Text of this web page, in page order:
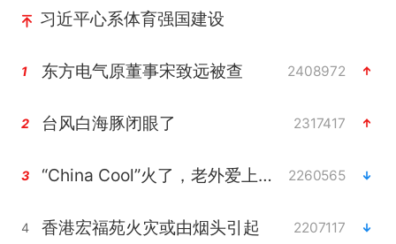
习近平心系体育强国建设
1 东方电气原董事宋致远被查 2408972
2 台风白海豚闭眼了 2317417
3 “China Cool”火了，老外爱上中国避暑游 2260565
4 香港宏福苑火灾或由烟头引起 2207117